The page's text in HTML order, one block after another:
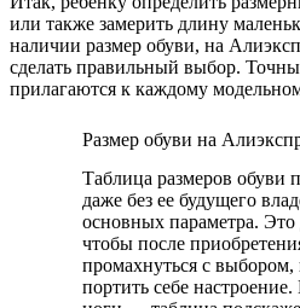
или также замерить длину
наличии размер обуви, на
сделать правильный выбор.
прилагаются к каждому
Размер обуви на
Таблица размеров обуви
даже без ее будущего
основных параметра.
чтобы после
промахнуться с выбором,
портить себе